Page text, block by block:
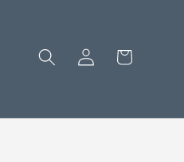
Bejelentkezés
Kosár